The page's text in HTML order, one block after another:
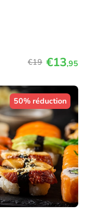
€19 €13,95
50% réduction